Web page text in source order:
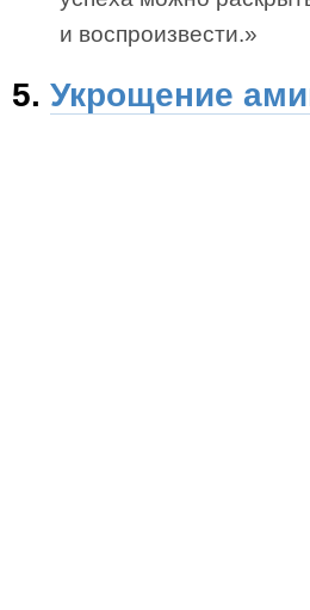
и воспроизвести.»
5. Укрощение